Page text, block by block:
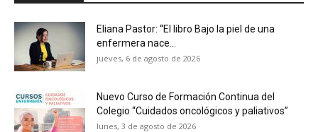
Eliana Pastor: “El libro Bajo la piel de una
enfermera nace...
jueves, 6 de agosto de 2026
Nuevo Curso de Formación Continua del
Colegio “Cuidados oncológicos y paliativos”
lunes, 3 de agosto de 2026